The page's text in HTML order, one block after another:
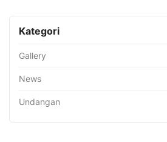
Kategori
Gallery
News
Undangan